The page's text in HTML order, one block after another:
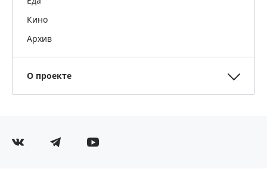
Кино
Архив
О проекте